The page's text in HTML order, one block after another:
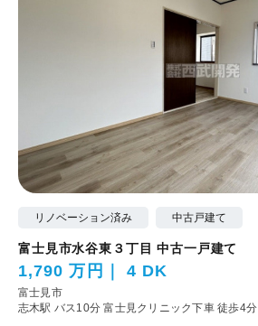
リノベーション済み 中古戸建て
富士見市水谷東３丁目 中古一戸建て
1,790 万円 4 DK
富士見市
志木駅 バス10分 富士見クリニック下車 徒歩4分